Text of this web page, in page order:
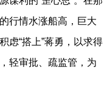
行情水涨船高，巨大
虑“搭上”蒋勇，以求得
轻审批、疏监管，为